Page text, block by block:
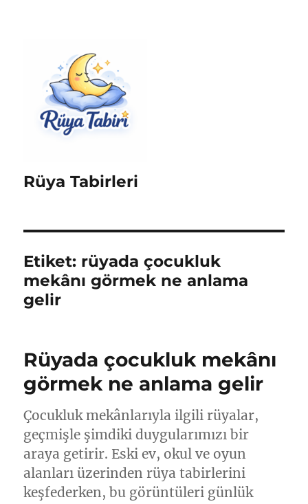
Rüya Tabirleri
Etiket: rüyada çocukluk
mekânı görmek ne anlama
gelir
Rüyada çocukluk mekânı
görmek ne anlama gelir
Çocukluk mekânlarıyla ilgili rüyalar,
geçmişle şimdiki duygularımızı bir
araya getirir. Eski ev, okul ve oyun
alanları üzerinden rüya tabirlerini
keşfederken, bu görüntüleri günlük